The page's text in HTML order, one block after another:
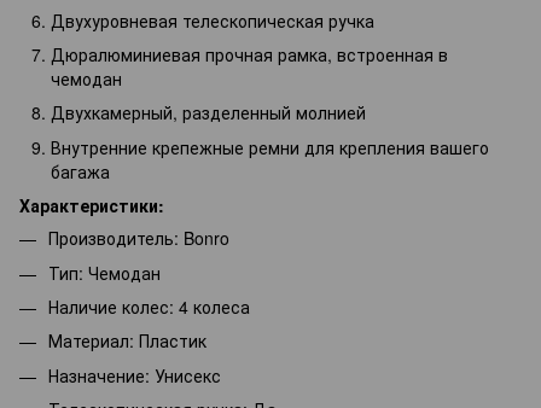
Двухуровневая телескопическая ручка
Дюралюминиевая прочная рамка, встроенная в
чемодан
Двухкамерный, разделенный молнией
Внутренние крепежные ремни для крепления вашего
багажа
Характеристики:
Производитель: Bonro
Тип: Чемодан
Наличие колес: 4 колеса
Материал: Пластик
Назначение: Унисекс